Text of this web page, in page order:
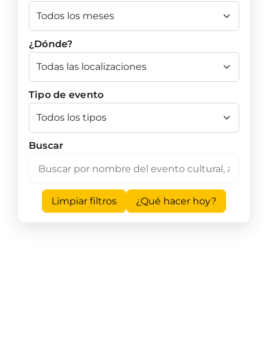
¿Dónde?
Tipo de evento
Buscar
Limpiar filtros ¿Qué hacer hoy?